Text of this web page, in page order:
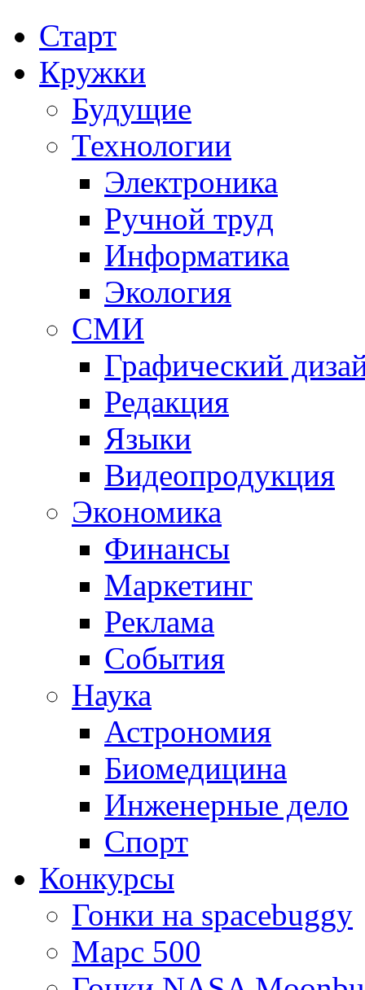
Старт
Кружки
Будущие
Технологии
Электроника
Ручной труд
Информатика
Экология
СМИ
Графический
Редакция
Языки
Видеопродукция
Экономика
Финансы
Маркетинг
Реклама
События
Наука
Астрономия
Биомедицина
Инженерные дело
Спорт
Конкурсы
Гонки на spacebuggy
Марс 500